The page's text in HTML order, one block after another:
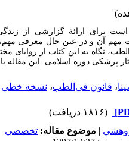
برای ارائۀ گزارشی از
آن و در عین حال معرفی
نگاه به این کتاب از زوایای
پزشکی دوره اسلامی. این
، قانون فی‌الطب، نسخه خطی
(۱۸۱۶ دریافت)
| موضوع مقاله: تخصصي